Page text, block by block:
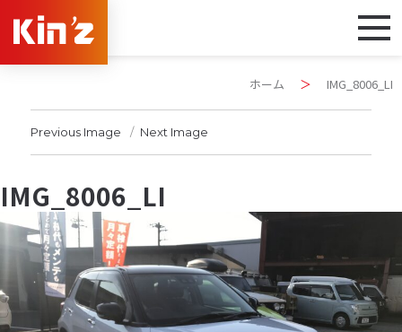
ホーム ＞ IMG_8006_LI
Previous Image Next Image
IMG_8006_LI